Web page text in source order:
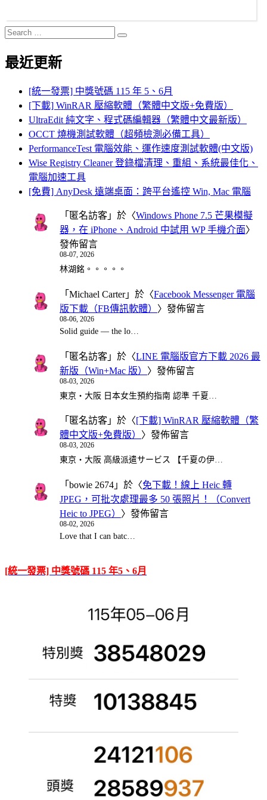
Search
for:
Search
最近更新
[統一發票] 中獎號碼 115 年 5、6月
[下載] WinRAR 壓縮軟體（繁體中文版+免費版）
UltraEdit 純文字、程式碼編輯器（繁體中文最新版）
OCCT 燒機測試軟體（超頻檢測必備工具）
PerformanceTest 電腦效能、運作速度測試軟體(中文版)
Wise Registry Cleaner 登錄檔清理、重組、系統最佳化、
電腦加速工具
[免費] AnyDesk 遠端桌面：跨平台遙控 Win, Mac 電腦
「 匿名訪客 」於〈Windows Phone 7.5 芒果模擬
器，在 iPhone、Android 中試用 WP 手機介面〉
發佈留言
08-07, 2026
林湖銘。。。。。
「 Michael Carter」於〈Facebook Messenger 電腦
版下載（FB傳訊軟體） 〉發佈留言
08-06, 2026
Solid guide — the lo…
「 匿名訪客 」於〈LINE 電腦版官方下載 2026 最
新版（Win+Mac 版） 〉發佈留言
08-03, 2026
東京・大阪 日本女生預約指南 認準 千夏…
「 匿名訪客 」於〈[下載] WinRAR 壓縮軟體（繁
體中文版+免費版） 〉發佈留言
08-03, 2026
東京・大阪 高級派遣サービス 【千夏の伊…
「 bowie 2674 」於〈免下載！線上 Heic 轉
JPEG，可批次處理最多 50 張照片！（Convert
Heic to JPEG） 〉發佈留言
08-02, 2026
Love that I can batc…
[統一發票] 中獎號碼 115 年5、6月